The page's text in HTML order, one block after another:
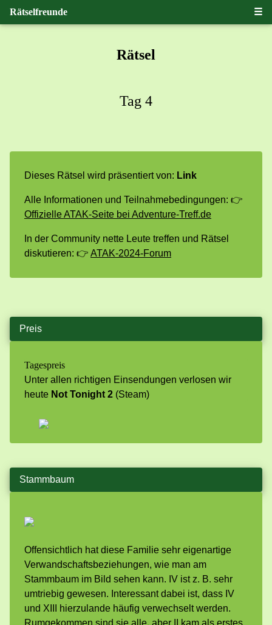
Rätselfreunde ☰
Rätsel
Tag 4
Dieses Rätsel wird präsentiert von: Link
Alle Informationen und Teilnahmebedingungen: 👉
Offizielle ATAK-Seite bei Adventure-Treff.de
In der Community nette Leute treffen und Rätsel
diskutieren: 👉 ATAK-2024-Forum
Preis
Tagespreis
Unter allen richtigen Einsendungen verlosen wir
heute Not Tonight 2 (Steam)
Stammbaum
Offensichtlich hat diese Familie sehr eigenartige
Verwandschaftsbeziehungen, wie man am
Stammbaum im Bild sehen kann. IV ist z. B. sehr
umtriebig gewesen. Interessant dabei ist, dass IV
und XIII hierzulande häufig verwechselt werden.